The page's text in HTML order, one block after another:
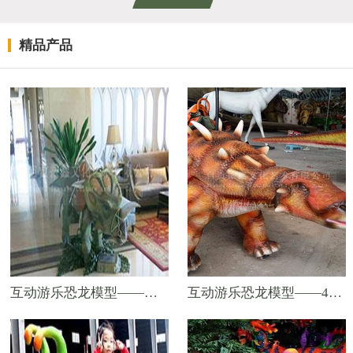
精品产品
互动游乐恐龙模型——室内最佳装饰美陈——2米骑乘棘龙 互动游乐恐龙模型——4米儿童骑乘甲龙游乐车